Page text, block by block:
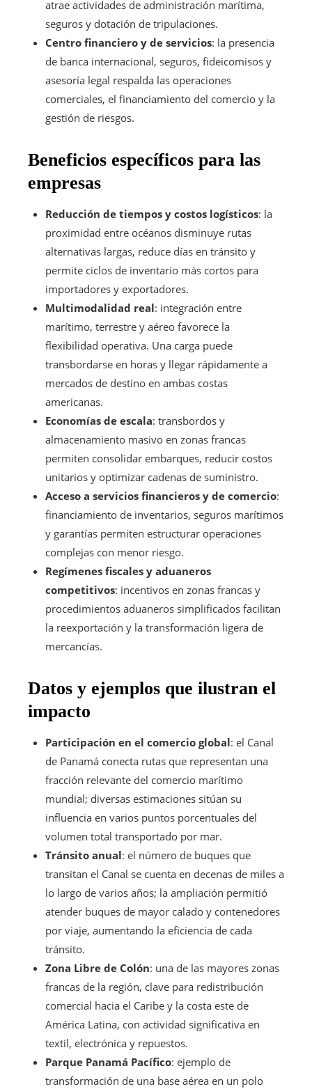
atrae actividades de administración marítima,
seguros y dotación de tripulaciones.
Centro financiero y de servicios: la presencia
de banca internacional, seguros, fideicomisos y
asesoría legal respalda las operaciones
comerciales, el financiamiento del comercio y la
gestión de riesgos.
Beneficios específicos para las
empresas
Reducción de tiempos y costos logísticos: la
proximidad entre océanos disminuye rutas
alternativas largas, reduce días en tránsito y
permite ciclos de inventario más cortos para
importadores y exportadores.
Multimodalidad real: integración entre
marítimo, terrestre y aéreo favorece la
flexibilidad operativa. Una carga puede
transbordarse en horas y llegar rápidamente a
mercados de destino en ambas costas
americanas.
Economías de escala: transbordos y
almacenamiento masivo en zonas francas
permiten consolidar embarques, reducir costos
unitarios y optimizar cadenas de suministro.
Acceso a servicios financieros y de comercio:
financiamiento de inventarios, seguros marítimos
y garantías permiten estructurar operaciones
complejas con menor riesgo.
Regímenes fiscales y aduaneros
competitivos: incentivos en zonas francas y
procedimientos aduaneros simplificados facilitan
la reexportación y la transformación ligera de
mercancías.
Datos y ejemplos que ilustran el
impacto
Participación en el comercio global: el Canal
de Panamá conecta rutas que representan una
fracción relevante del comercio marítimo
mundial; diversas estimaciones sitúan su
influencia en varios puntos porcentuales del
volumen total transportado por mar.
Tránsito anual: el número de buques que
transitan el Canal se cuenta en decenas de miles a
lo largo de varios años; la ampliación permitió
atender buques de mayor calado y contenedores
por viaje, aumentando la eficiencia de cada
tránsito.
Zona Libre de Colón: una de las mayores zonas
francas de la región, clave para redistribución
comercial hacia el Caribe y la costa este de
América Latina, con actividad significativa en
textil, electrónica y repuestos.
Parque Panamá Pacífico: ejemplo de
transformación de una base aérea en un polo